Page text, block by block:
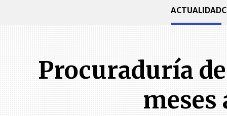
ACTUALIDAD
Procuraduría
meses